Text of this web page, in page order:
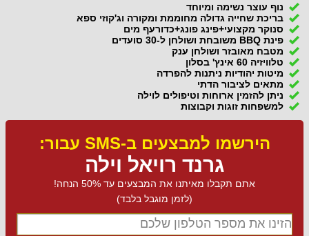
נוף עוצר נשימה ומיוחד
בריכת שחייה גדולה מחוממת ומקורה וג'קוזי ספא
סנוקר מקצועי+פינג פונג+כדורעף מים
פינת BBQ משובחת ושולחן ל-30 סועדים
מטבח מאובזר ושולחן ענק
טלוויזיה 60 אינץ' בסלון
מיטות יהודיות ניתנות להפרדה
מתאים לציבור הדתי
ניתן להזמין ארוחות וטיפולים לוילה
למשפחות זוגות וקבוצות
הירשמו למבצעים ב-SMS עבור:
גרנד רויאל וילה
אתם תקבלו מאיתנו את המבצעים עד 50% הנחה!
(לזמן מוגבל בלבד)